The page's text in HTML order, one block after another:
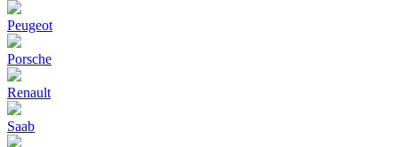
Peugeot
Porsche
Renault
Saab